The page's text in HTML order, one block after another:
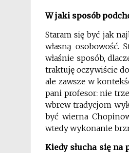
W jaki sposób
Staram się być jak
własną osobowość.
właśnie sposób,
traktuję oczywiście
ale zawsze w
pani profesor: nie
wbrew tradycjom
być wierna
wtedy wykonanie
Kiedy słucha się na